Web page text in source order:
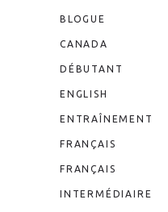
BLOGUE
CANADA
DÉBUTANT
ENGLISH
ENTRAÎNEMENT
FRANÇAIS
FRANÇAIS
INTERMÉDIAIRE